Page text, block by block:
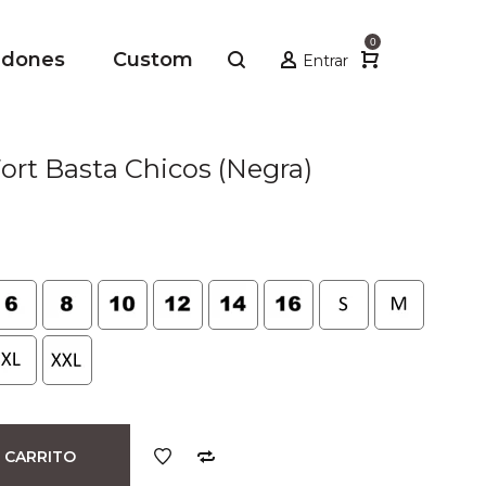
Entrar
0
Custom
Basta Chicos (Negra)